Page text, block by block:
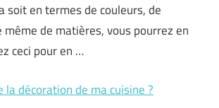
soit en termes de couleurs, de
même de matières, vous pourrez en
ceci pour en …
la décoration de ma cuisine ?